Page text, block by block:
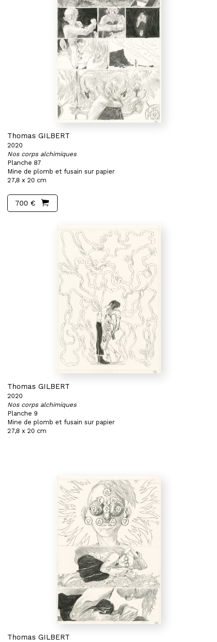
Thomas GILBERT
2020
Nos corps alchimiques
Planche 87
Mine de plomb et fusain sur papier
27,8 x 20 cm
700 €
Thomas GILBERT
2020
Nos corps alchimiques
Planche 9
Mine de plomb et fusain sur papier
27,8 x 20 cm
Thomas GILBERT